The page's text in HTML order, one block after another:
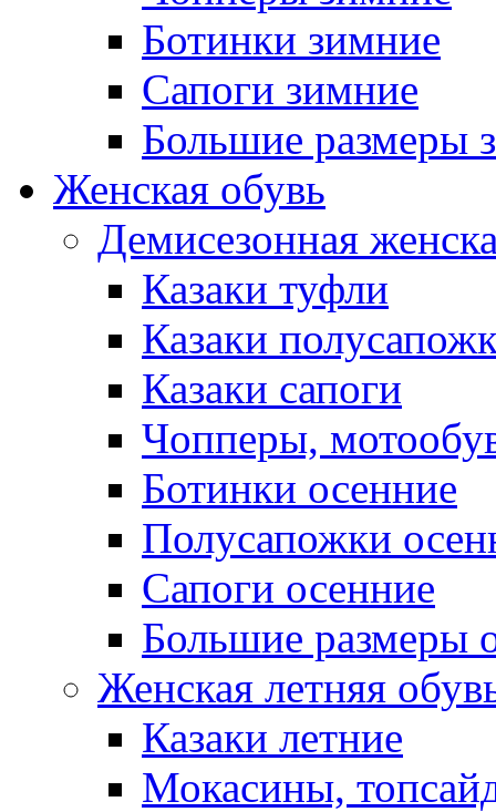
Ботинки зимние
Сапоги зимние
Большие размеры
Женская обувь
Демисезонная
Казаки туфли
Казаки
Казаки сапоги
Чопперы,
Ботинки осенние
Полусапожки
Сапоги осенние
Большие размеры
Женская летняя
Казаки летние
Мокасины,